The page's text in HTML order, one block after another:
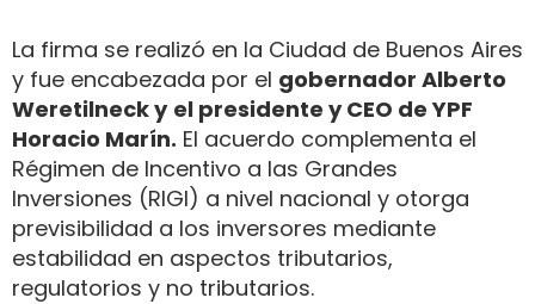
La firma se realizó en la Ciudad de Buenos Aires
y fue encabezada por el gobernador Alberto
Weretilneck y el presidente y CEO de YPF
Horacio Marín. El acuerdo complementa el
Régimen de Incentivo a las Grandes
Inversiones (RIGI) a nivel nacional y otorga
previsibilidad a los inversores mediante
estabilidad en aspectos tributarios,
regulatorios y no tributarios.